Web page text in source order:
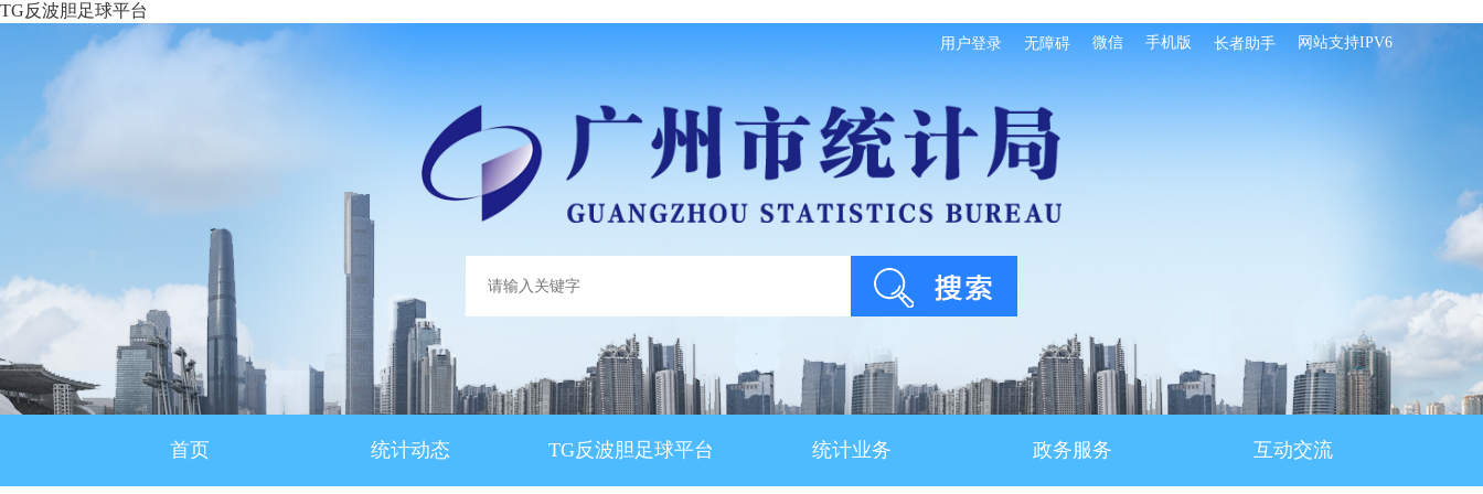
TG反波胆足球平台
用户登录 无障碍 微信 手机版 长者助手 网站支持IPV6
首页 统计动态 TG反波胆足球平台 统计业务 政务服务 互动交流